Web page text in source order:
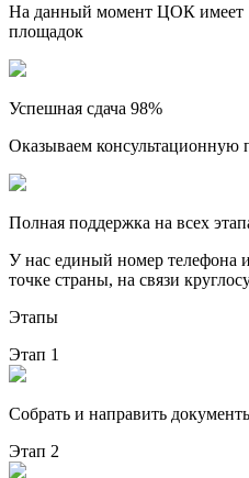
На данный момент ЦОК имеет
площадок
Успешная сдача 98%
Оказываем консультационную
Полная поддержка на всех
У нас единый номер телефона
точке страны, на связи
Этапы
Этап 1
Собрать и направить
Этап 2